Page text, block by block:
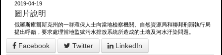
2019-04-19
圖片說明
俄羅斯庫爾斯克州的一群環保人士向當地檢察機關、自然資源局和聯邦刑罰執行局
提出呼籲，要求處理當地監獄污水排放系統所造成的土壤及河水汙染問題。
Facebook Twitter LinkedIn